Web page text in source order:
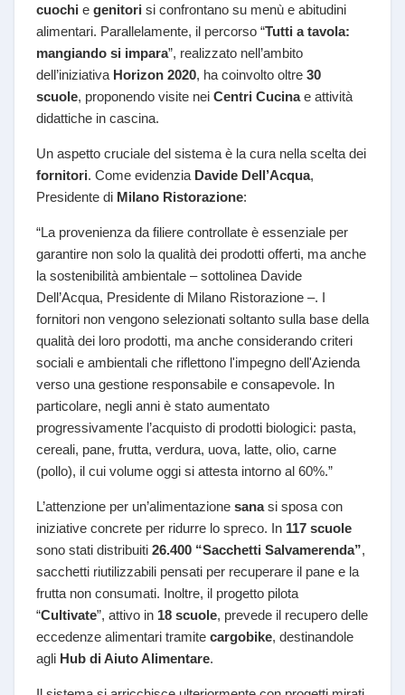
cuochi e genitori si confrontano su menù e abitudini
alimentari. Parallelamente, il percorso “Tutti a tavola:
mangiando si impara”, realizzato nell’ambito
dell’iniziativa Horizon 2020, ha coinvolto oltre 30
scuole, proponendo visite nei Centri Cucinae attività
didattiche in cascina.
Un aspetto cruciale del sistema è la cura nella scelta dei
fornitori. Come evidenzia Davide Dell’Acqua,
Presidente di Milano Ristorazione:
“La provenienza da filiere controllate è essenziale per
garantire non solo la qualità dei prodotti offerti, ma anche
la sostenibilità ambientale – sottolinea Davide
Dell’Acqua, Presidente di Milano Ristorazione –. I
fornitori non vengono selezionati soltanto sulla base della
qualità dei loro prodotti, ma anche considerando criteri
sociali e ambientali che riflettono l'impegno dell'Azienda
verso una gestione responsabile e consapevole. In
particolare, negli anni è stato aumentato
progressivamente l’acquisto di prodotti biologici: pasta,
cereali, pane, frutta, verdura, uova, latte, olio, carne
(pollo), il cui volume oggi si attesta intorno al 60%.”
L’attenzione per un’alimentazione sanasi sposa con
iniziative concrete per ridurre lo spreco. In 117 scuole
sono stati distribuiti 26.400 “Sacchetti Salvamerenda”,
sacchetti riutilizzabili pensati per recuperare il pane e la
frutta non consumati. Inoltre, il progetto pilota
“Cultivate”, attivo in 18 scuole, prevede il recupero delle
eccedenze alimentari tramite cargobike, destinandole
agli Hub di Aiuto Alimentare.